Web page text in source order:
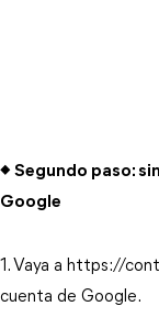
◆ Segundo paso:
Google
1. Vaya a https://
cuenta de Google.